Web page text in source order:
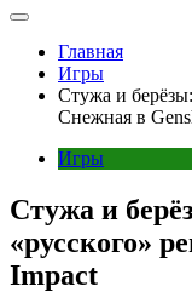
Главная
Игры
Стужа и
Снежная в
Игры
Стужа и
«русского»
Impact